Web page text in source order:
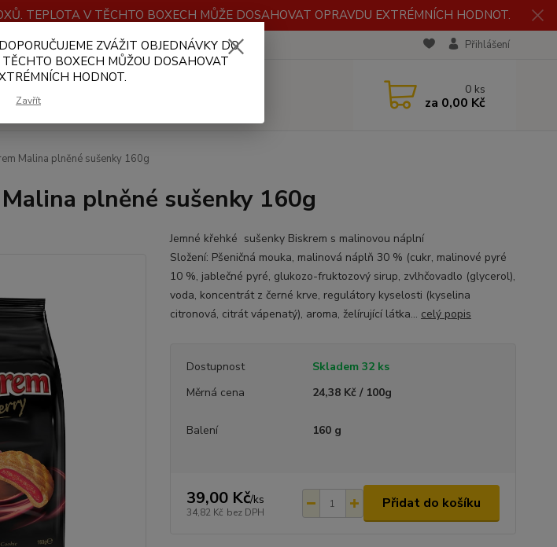
TEPLOTA V TĚCHTO BOXECH MŮŽE DOSAHOVAT OPRAVDU EXTRÉMNÍCH HODNOT.
A DOPRAVA VELKOOBCHOD RECENZE Přihlášení
Hledat 0 ks
za 0,00 Kč
Malina plněné sušenky 160g
plněné sušenky 160g
Jemné křehké sušenky Biskrem s malinovou náplní
Složení: Pšeničná mouka, malinová náplň 30 % (cukr, malinové pyré
10 %, jablečné pyré, glukozo-fruktozový sirup, zvlhčovadlo (glycerol),
voda, koncentrát z černé krve, regulátory kyselosti (kyselina
citronová, citrát vápenatý), aroma, želírující látka... celý popis
Dostupnost
Skladem 32 ks
Měrná cena
24,38 Kč / 100g
Balení 160 g
39,00 Kč/ks
34,82 Kč bez DPH
Přidat do košíku
ZVÁŽIT OBJEDNÁVKY DO
BOXECH MŮŽOU DOSAHOVAT
HODNOT.
Zavřít